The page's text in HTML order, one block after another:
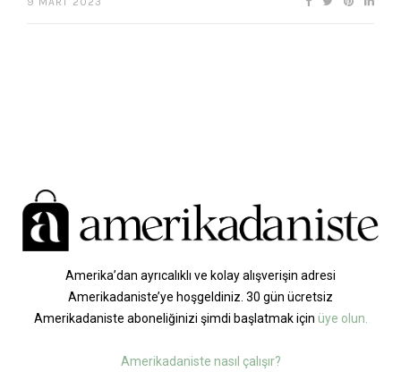
Amerika’dan ayrıcalıklı ve kolay alışverişin adresi
Amerikadaniste’ye hoşgeldiniz. 30 gün ücretsiz
Amerikadaniste aboneliğinizi şimdi başlatmak için üye olun.
Amerikadaniste nasıl çalışır?